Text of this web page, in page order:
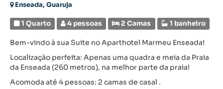
Enseada, Guaruja
1 Quarto 4 pessoas 2 Camas 1 banheiro
Bem-vindo à sua Suite no Aparthotel Marmeu Enseada!
Localização perfeita: Apenas uma quadra e meia da Praia
da Enseada (260 metros), na melhor parte da praia!
Acomoda até 4 pessoas: 2 camas de casal .